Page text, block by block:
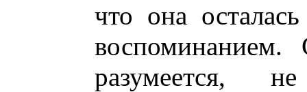
что она
разумеется,